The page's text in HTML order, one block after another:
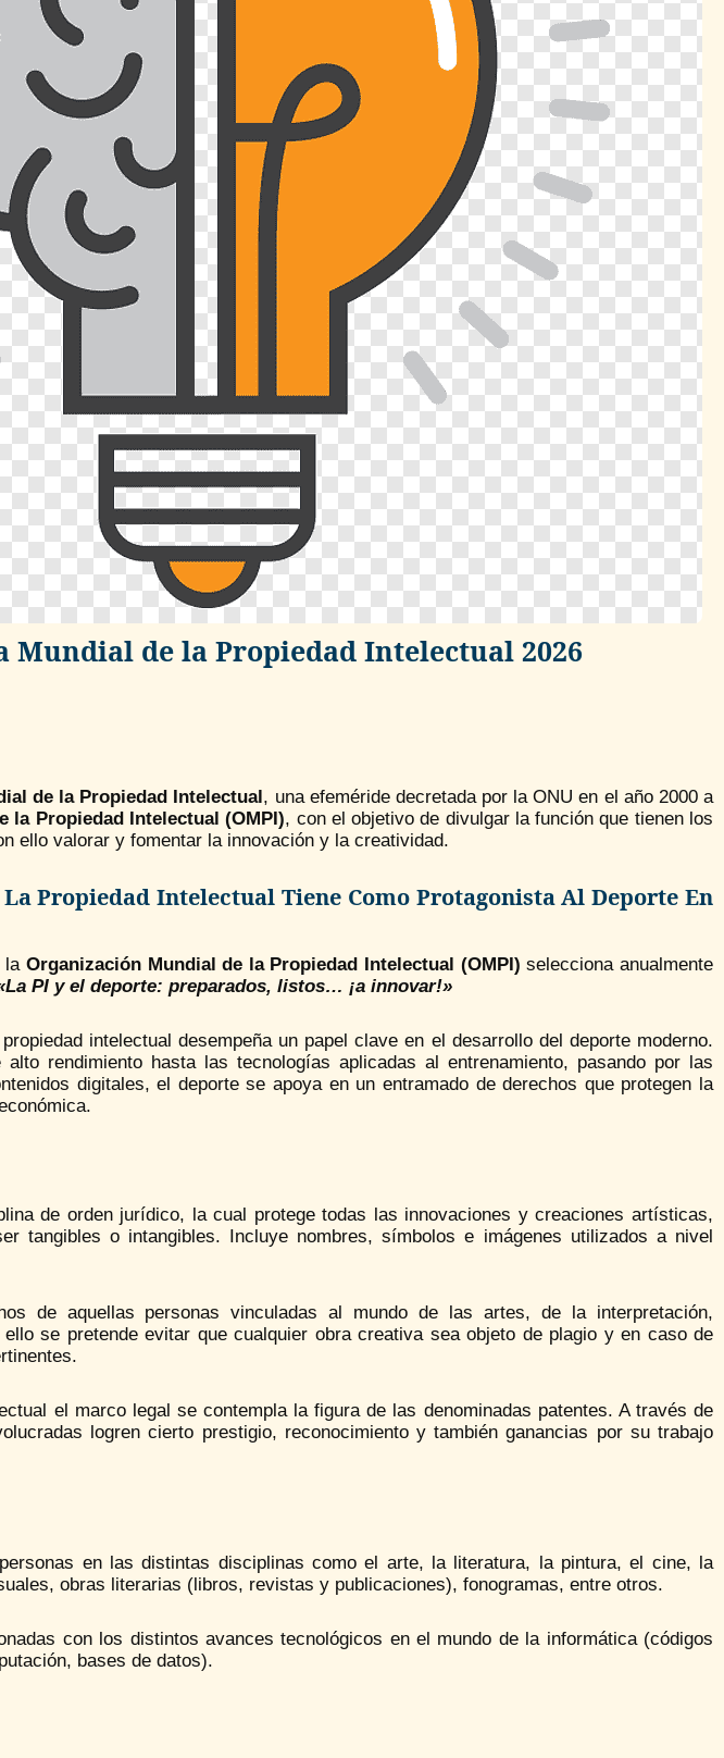
Mundial de la Propiedad Intelectual 2026
de la Propiedad Intelectual, una efeméride decretada por la ONU en el año 2000 a
la Propiedad Intelectual (OMPI), con el objetivo de divulgar la función que tienen los
ello valorar y fomentar la innovación y la creatividad.
Propiedad Intelectual Tiene Como Protagonista Al Deporte En
la Organización Mundial de la Propiedad Intelectual (OMPI)selecciona anualmente
PI y el deporte: preparados, listos… ¡a innovar!»
intelectual desempeña un papel clave en el desarrollo del deporte moderno.
rendimiento hasta las tecnologías aplicadas al entrenamiento, pasando por las
digitales, el deporte se apoya en un entramado de derechos que protegen la
de orden jurídico, la cual protege todas las innovaciones y creaciones artísticas,
tangibles o intangibles. Incluye nombres, símbolos e imágenes utilizados a nivel
de aquellas personas vinculadas al mundo de las artes, de la interpretación,
se pretende evitar que cualquier obra creativa sea objeto de plagio y en caso de
el marco legal se contempla la figura de las denominadas patentes. A través de
logren cierto prestigio, reconocimiento y también ganancias por su trabajo
en las distintas disciplinas como el arte, la literatura, la pintura, el cine, la
obras literarias (libros, revistas y publicaciones), fonogramas, entre otros.
con los distintos avances tecnológicos en el mundo de la informática (códigos
bases de datos).